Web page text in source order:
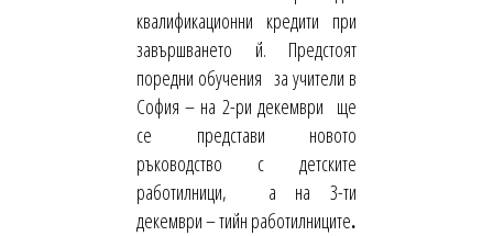
квалификационни кредити при
завършването й. Предстоят
поредни обучения за учители в
София – на 2-ри декември ще
се представи новото
ръководство с детските
работилници, а на 3-ти
декември – тийн работилниците.